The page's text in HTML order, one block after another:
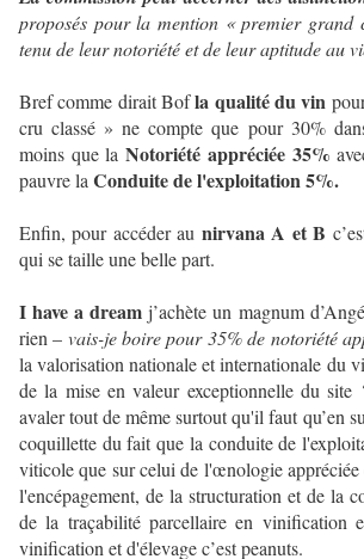
proposés pour la mention « premier grand
tenu de leur notoriété et de leur aptitude au
Bref comme dirait Bofla qualité du vin
cru classé » ne compte que pour 30%
moins que laNotoriété appréciée 35%
pauvre la Conduite de l'exploitation 5%.
Enfin, pour accéder au nirvana A et B
qui se taille une belle part.
I have a dream j’achète un magnum
rien – vais-je boire pour 35% de notoriété
la valorisation nationale et internationale du
de la mise en valeur exceptionnelle du
avaler tout de même surtout qu'il faut qu’en
coquillette du fait que la conduite de
viticole que sur celui de l'œnologie appréciée
l'encépagement, de la structuration et de la
de la traçabilité parcellaire en vinification
vinification et d'élevage c’est peanuts.